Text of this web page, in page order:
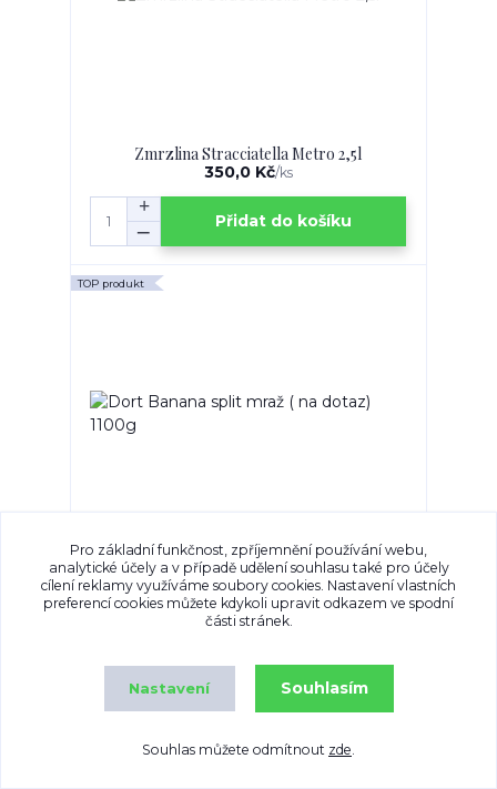
Zmrzlina Stracciatella Metro 2,5l
350,0 Kč/ks
Přidat do košíku
TOP produkt
Dort Banana split mraž ( na dotaz) 1100g
489,0 Kč/ks
Pro základní funkčnost, zpříjemnění používání webu,
analytické účely a v případě udělení souhlasu také pro účely
cílení reklamy využíváme soubory cookies. Nastavení vlastních
preferencí cookies můžete kdykoli upravit odkazem ve spodní
části stránek.
Nastavení Souhlasím
Souhlas můžete odmítnout zde